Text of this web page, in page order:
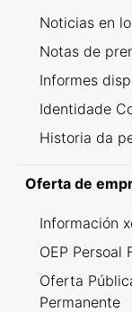
Noticias en
Notas de
Informes
Identidade
Historia da
Oferta de
Información
OEP Persoal
Oferta
Permanente